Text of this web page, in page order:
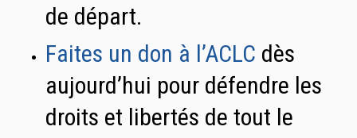
de départ.
Faites un don à l’ACLC dès
aujourd’hui pour défendre les
droits et libertés de tout le